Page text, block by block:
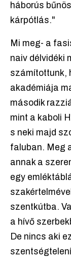
háborús
kárpótlás."
Mi meg- a
naiv délvidéki
számítottunk,
akadémiája
második
mint a kaboli
s neki majd
faluban. Meg
annak a
egy
szentkútba.
a hívő
De nincs aki